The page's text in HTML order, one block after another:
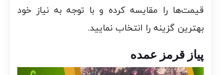
قیمت‌ها را مقایسه کرده و با توجه به نیاز خود
بهترین گزینه را انتخاب نمایید.
پیاز قرمز عمده